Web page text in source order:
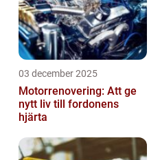
03 december 2025
Motorrenovering: Att ge
nytt liv till fordonens
hjärta